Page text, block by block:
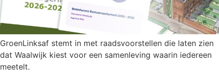
GroenLinksaf stemt in met raadsvoorstellen die laten zien
dat Waalwijk kiest voor een samenleving waarin iedereen
meetelt.